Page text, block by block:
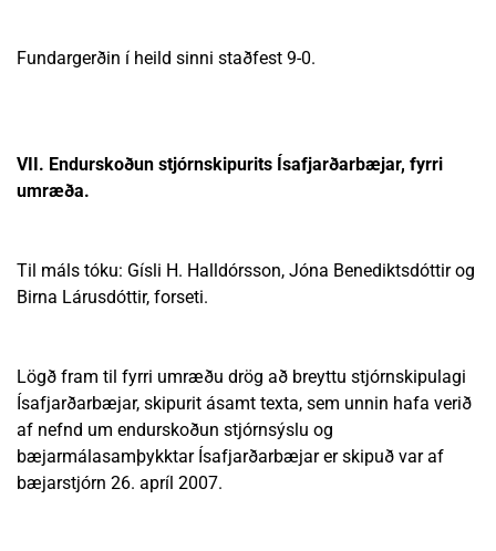
Fundargerðin í heild sinni staðfest 9-0.
VII. Endurskoðun stjórnskipurits Ísafjarðarbæjar, fyrri
umræða.
Til máls tóku: Gísli H. Halldórsson, Jóna Benediktsdóttir og
Birna Lárusdóttir, forseti.
Lögð fram til fyrri umræðu drög að breyttu stjórnskipulagi
Ísafjarðarbæjar, skipurit ásamt texta, sem unnin hafa verið
af nefnd um endurskoðun stjórnsýslu og
bæjarmálasamþykktar Ísafjarðarbæjar er skipuð var af
bæjarstjórn 26. apríl 2007.